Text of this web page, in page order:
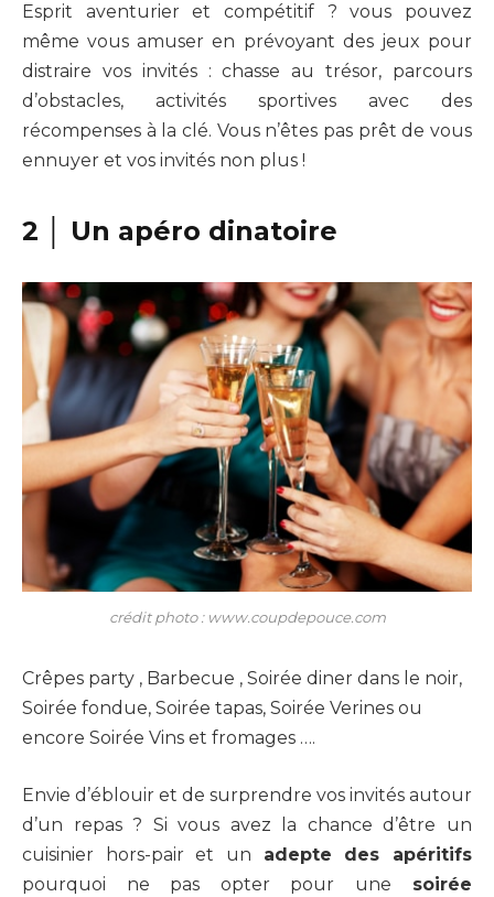
Esprit aventurier et compétitif ? vous pouvez
même vous amuser en prévoyant des jeux pour
distraire vos invités : chasse au trésor, parcours
d’obstacles, activités sportives avec des
récompenses à la clé. Vous n’êtes pas prêt de vous
ennuyer et vos invités non plus !
2 │ Un apéro dinatoire
crédit photo : www.coupdepouce.com
Crêpes party , Barbecue , Soirée diner dans le noir,
Soirée fondue, Soirée tapas, Soirée Verines ou
encore Soirée Vins et fromages ….
Envie d’éblouir et de surprendre vos invités autour
d’un repas ? Si vous avez la chance d’être un
cuisinier hors-pair et un adepte des apéritifs
pourquoi ne pas opter pour une soirée